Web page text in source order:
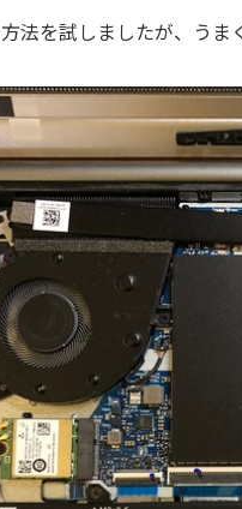
法を試しましたが、うま